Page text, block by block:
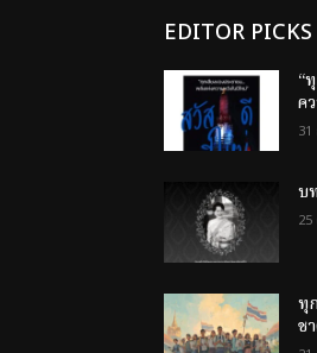
EDITOR PICKS
“
ค
บ
ทุ
ช